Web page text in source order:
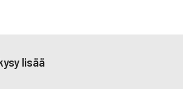
käytännöllisyys ja ajattomuus, mikä
toimivia ja tyylillisesti pitkäikäisiä.
lisää